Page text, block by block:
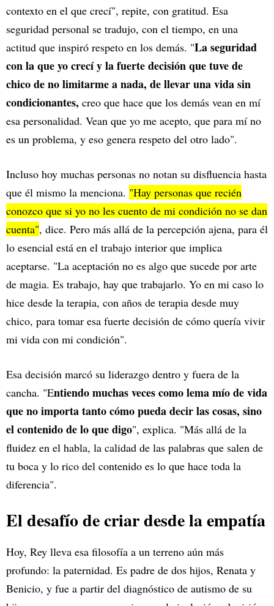
contexto en el que crecí", repite, con gratitud. Esa
seguridad personal se tradujo, con el tiempo, en una
actitud que inspiró respeto en los demás. "La seguridad
con la que yo crecí y la fuerte decisión que tuve de
chico de no limitarme a nada, de llevar una vida sin
condicionantes, creo que hace que los demás vean en mí
esa personalidad. Vean que yo me acepto, que para mí no
es un problema, y eso genera respeto del otro lado".
Incluso hoy muchas personas no notan su disfluencia hasta
que él mismo la menciona. "Hay personas que recién
conozco que si yo no les cuento de mi condición no se dan
cuenta", dice. Pero más allá de la percepción ajena, para él
lo esencial está en el trabajo interior que implica
aceptarse. "La aceptación no es algo que sucede por arte
de magia. Es trabajo, hay que trabajarlo. Yo en mi caso lo
hice desde la terapia, con años de terapia desde muy
chico, para tomar esa fuerte decisión de cómo quería vivir
mi vida con mi condición".
Esa decisión marcó su liderazgo dentro y fuera de la
cancha. "Entiendo muchas veces como lema mío de vida
que no importa tanto cómo pueda decir las cosas, sino
el contenido de lo que digo", explica. "Más allá de la
fluidez en el habla, la calidad de las palabras que salen de
tu boca y lo rico del contenido es lo que hace toda la
diferencia".
El desafío de criar desde la empatía
Hoy, Rey lleva esa filosofía a un terreno aún más
profundo: la paternidad. Es padre de dos hijos, Renata y
Benicio, y fue a partir del diagnóstico de autismo de su